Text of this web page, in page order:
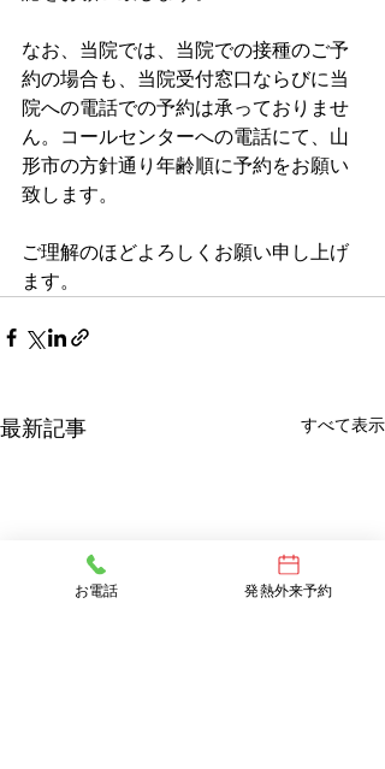
なお、当院では、当院での接種のご予
約の場合も、当院受付窓口ならびに当
院への電話での予約は承っておりませ
ん。コールセンターへの電話にて、山
形市の方針通り年齢順に予約をお願い
致します。
ご理解のほどよろしくお願い申し上げ
ます。
最新記事 すべて表示
お電話 発熱外来予約